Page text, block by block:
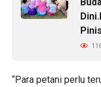
“Para petani perlu